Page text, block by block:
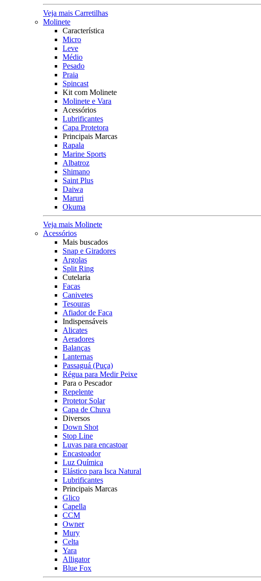
Veja mais Carretilhas
Molinete
Característica
Micro
Leve
Médio
Pesado
Praia
Spincast
Kit com Molinete
Molinete e Vara
Acessórios
Lubrificantes
Capa Protetora
Principais Marcas
Rapala
Marine Sports
Albatroz
Shimano
Saint Plus
Daiwa
Maruri
Okuma
Veja mais Molinete
Acessórios
Mais buscados
Snap e Giradores
Argolas
Split Ring
Cutelaria
Facas
Canivetes
Tesouras
Afiador de Faca
Indispensáveis
Alicates
Aeradores
Balanças
Lanternas
Passaguá (Puça)
Régua para Medir Peixe
Para o Pescador
Repelente
Protetor Solar
Capa de Chuva
Diversos
Down Shot
Stop Line
Luvas para encastoar
Encastoador
Luz Química
Elástico para Isca Natural
Lubrificantes
Principais Marcas
Glico
Capella
CCM
Owner
Mury
Celta
Yara
Alligator
Blue Fox